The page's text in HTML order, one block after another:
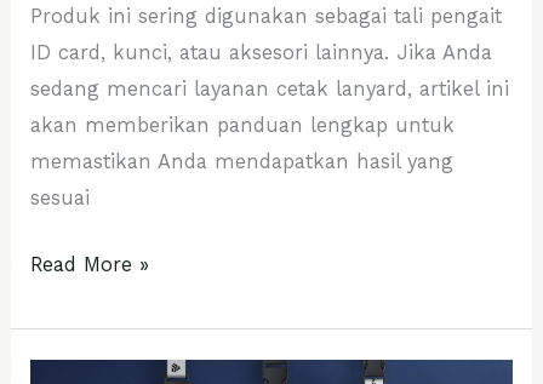
Produk ini sering digunakan sebagai tali pengait
ID card, kunci, atau aksesori lainnya. Jika Anda
sedang mencari layanan cetak lanyard, artikel ini
akan memberikan panduan lengkap untuk
memastikan Anda mendapatkan hasil yang
sesuai
Read More »